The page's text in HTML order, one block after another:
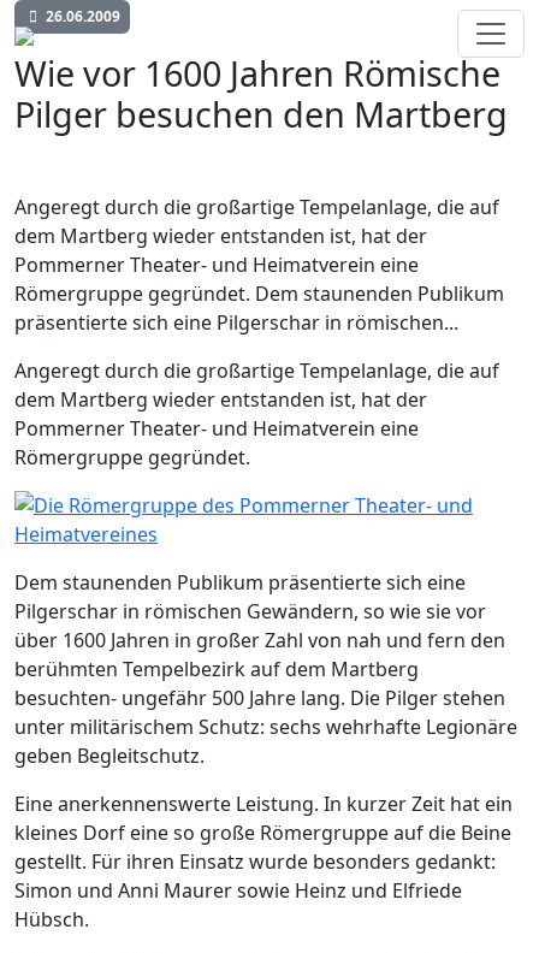
26.06.2009
Wie vor 1600 Jahren Römische
Pilger besuchen den Martberg
Angeregt durch die großartige Tempelanlage, die auf
dem Martberg wieder entstanden ist, hat der
Pommerner Theater- und Heimatverein eine
Römergruppe gegründet. Dem staunenden Publikum
präsentierte sich eine Pilgerschar in römischen...
Angeregt durch die großartige Tempelanlage, die auf
dem Martberg wieder entstanden ist, hat der
Pommerner Theater- und Heimatverein eine
Römergruppe gegründet.
Dem staunenden Publikum präsentierte sich eine
Pilgerschar in römischen Gewändern, so wie sie vor
über 1600 Jahren in großer Zahl von nah und fern den
berühmten Tempelbezirk auf dem Martberg
besuchten- ungefähr 500 Jahre lang. Die Pilger stehen
unter militärischem Schutz: sechs wehrhafte Legionäre
geben Begleitschutz.
Eine anerkennenswerte Leistung. In kurzer Zeit hat ein
kleines Dorf eine so große Römergruppe auf die Beine
gestellt. Für ihren Einsatz wurde besonders gedankt:
Simon und Anni Maurer sowie Heinz und Elfriede
Hübsch.